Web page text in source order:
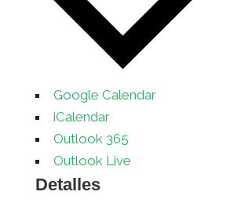
Google Calendar
iCalendar
Outlook 365
Outlook Live
Detalles